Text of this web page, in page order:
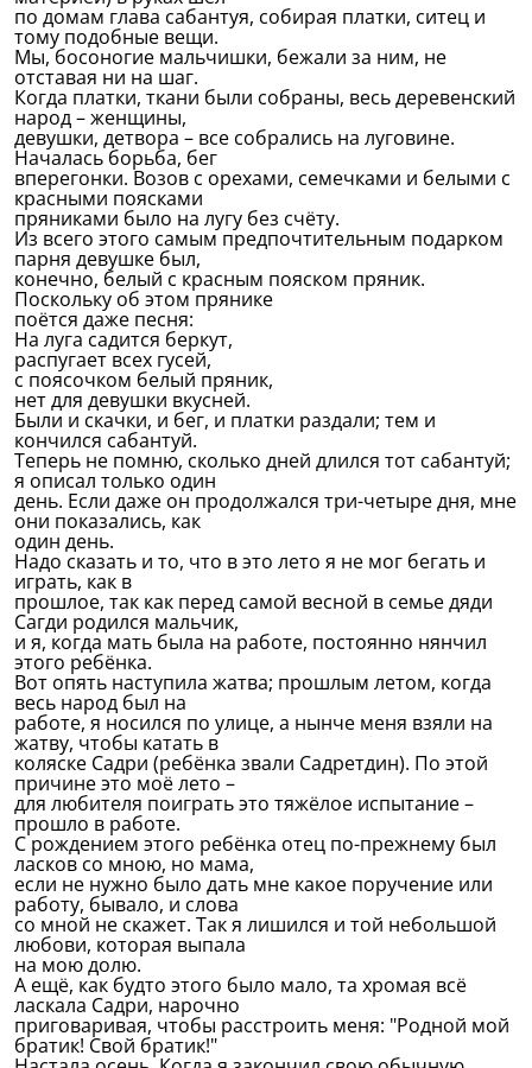
по домам глава сабантуя, собирая платки, ситец и
тому подобные вещи.
Мы, босоногие мальчишки, бежали за ним, не
отставая ни на шаг.
Когда платки, ткани были собраны, весь деревенский
народ – женщины,
девушки, детвора – все собрались на луговине.
Началась борьба, бег
вперегонки. Возов с орехами, семечками и белыми с
красными поясками
пряниками было на лугу без счёту.
Из всего этого самым предпочтительным подарком
парня девушке был,
конечно, белый с красным пояском пряник.
Поскольку об этом прянике
поётся даже песня:
На луга садится беркут,
распугает всех гусей,
с поясочком белый пряник,
нет для девушки вкусней.
Были и скачки, и бег, и платки раздали; тем и
кончился сабантуй.
Теперь не помню, сколько дней длился тот сабантуй;
я описал только один
день. Если даже он продолжался три-четыре дня, мне
они показались, как
один день.
Надо сказать и то, что в это лето я не мог бегать и
играть, как в
прошлое, так как перед самой весной в семье дяди
Сагди родился мальчик,
и я, когда мать была на работе, постоянно нянчил
этого ребёнка.
Вот опять наступила жатва; прошлым летом, когда
весь народ был на
работе, я носился по улице, а нынче меня взяли на
жатву, чтобы катать в
коляске Садри (ребёнка звали Садретдин). По этой
причине это моё лето –
для любителя поиграть это тяжёлое испытание –
прошло в работе.
С рождением этого ребёнка отец по-прежнему был
ласков со мною, но мама,
если не нужно было дать мне какое поручение или
работу, бывало, и слова
со мной не скажет. Так я лишился и той небольшой
любови, которая выпала
на мою долю.
А ещё, как будто этого было мало, та хромая всё
ласкала Садри, нарочно
приговаривая, чтобы расстроить меня: "Родной мой
братик! Свой братик!"